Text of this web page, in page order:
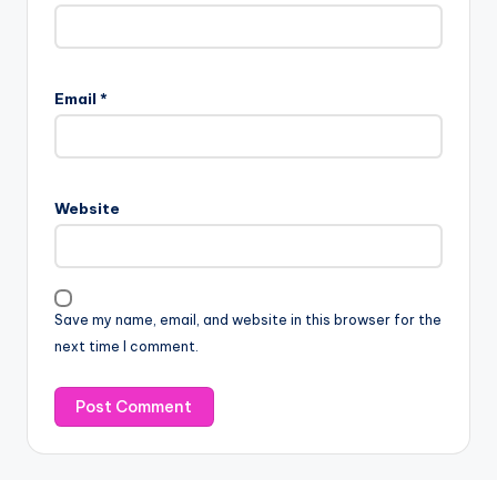
Email *
Website
Save my name, email, and website in this browser for the
next time I comment.